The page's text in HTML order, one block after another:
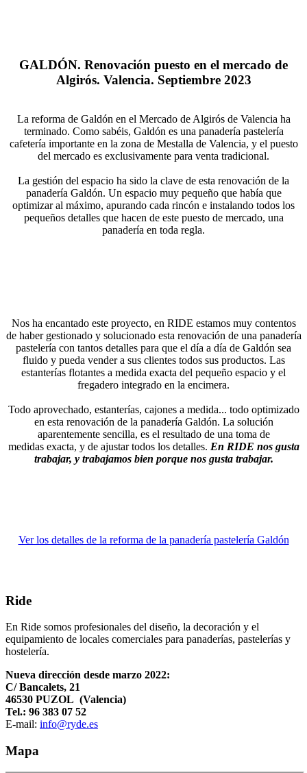
GALDÓN. Renovación puesto en el mercado de
Algirós. Valencia. Septiembre 2023
La reforma de Galdón en el Mercado de Algirós de Valencia ha
terminado. Como sabéis, Galdón es una panadería pastelería
cafetería importante en la zona de Mestalla de Valencia, y el puesto
del mercado es exclusivamente para venta tradicional.
La gestión del espacio ha sido la clave de esta renovación de la
panadería Galdón. Un espacio muy pequeño que había que
optimizar al máximo, apurando cada rincón e instalando todos los
pequeños detalles que hacen de este puesto de mercado, una
panadería en toda regla.
Nos ha encantado este proyecto, en RIDE estamos muy contentos
de haber gestionado y solucionado esta renovación de una panadería
pastelería con tantos detalles para que el día a día de Galdón sea
fluido y pueda vender a sus clientes todos sus productos. Las
estanterías flotantes a medida exacta del pequeño espacio y el
fregadero integrado en la encimera.
Todo aprovechado, estanterías, cajones a medida... todo optimizado
en esta renovación de la panadería Galdón. La solución
aparentemente sencilla, es el resultado de una toma de
medidas exacta, y de ajustar todos los detalles. En RIDE nos gusta
trabajar, y trabajamos bien porque nos gusta trabajar.
Ver los detalles de la reforma de la panadería pastelería Galdón
Ride
En Ride somos profesionales del diseño, la decoración y el
equipamiento de locales comerciales para panaderías, pastelerías y
hostelería.
Nueva dirección desde marzo 2022:
C/ Bancalets, 21
46530 PUZOL (Valencia)
Tel.: 96 383 07 52
E-mail: info@ryde.es
Mapa